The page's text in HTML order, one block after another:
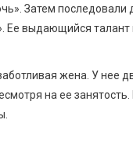
Затем последовали
Ее выдающийся
жена. У нее
на ее